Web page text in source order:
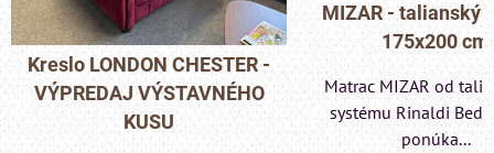
MIZAR - talianský matrac
175x200 cm
Matrac MIZAR od talianskeho
systému Rinaldi Bed System
ponúka...
Pohovka LONDON
- VÝPREDAJ
KUSU